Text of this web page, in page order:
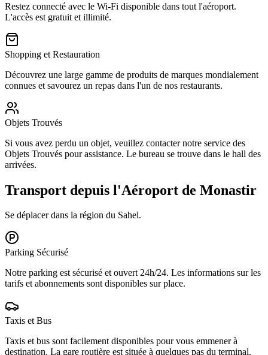
Restez connecté avec le Wi-Fi disponible dans tout l'aéroport.
L'accès est gratuit et illimité.
Shopping et Restauration
Découvrez une large gamme de produits de marques mondialement
connues et savourez un repas dans l'un de nos restaurants.
Objets Trouvés
Si vous avez perdu un objet, veuillez contacter notre service des
Objets Trouvés pour assistance. Le bureau se trouve dans le hall des
arrivées.
Transport depuis l'Aéroport de Monastir
Se déplacer dans la région du Sahel.
Parking Sécurisé
Notre parking est sécurisé et ouvert 24h/24. Les informations sur les
tarifs et abonnements sont disponibles sur place.
Taxis et Bus
Taxis et bus sont facilement disponibles pour vous emmener à
destination. La gare routière est située à quelques pas du terminal.